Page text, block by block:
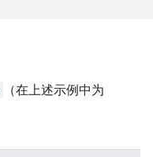
（在上述示例中为